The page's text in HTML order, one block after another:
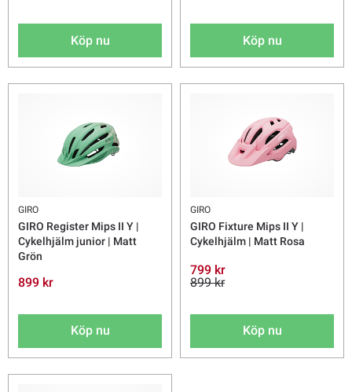
Köp nu Köp nu
GIRO
GIRO Register Mips II Y |
Cykelhjälm junior | Matt
Grön
899 kr
Köp nu
GIRO
GIRO Fixture Mips II Y |
Cykelhjälm | Matt Rosa
799 kr
899 kr
Köp nu